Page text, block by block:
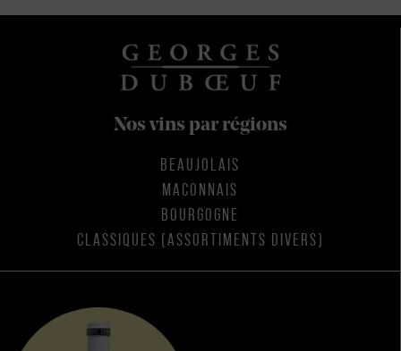
Nos vins par régions
BEAUJOLAIS
MACONNAIS
BOURGOGNE
CLASSIQUES (ASSORTIMENTS DIVERS)